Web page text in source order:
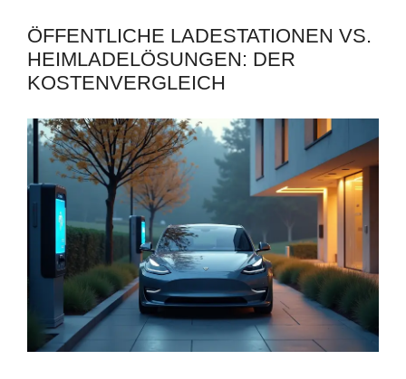
ÖFFENTLICHE LADESTATIONEN VS.
HEIMLADELÖSUNGEN: DER
KOSTENVERGLEICH